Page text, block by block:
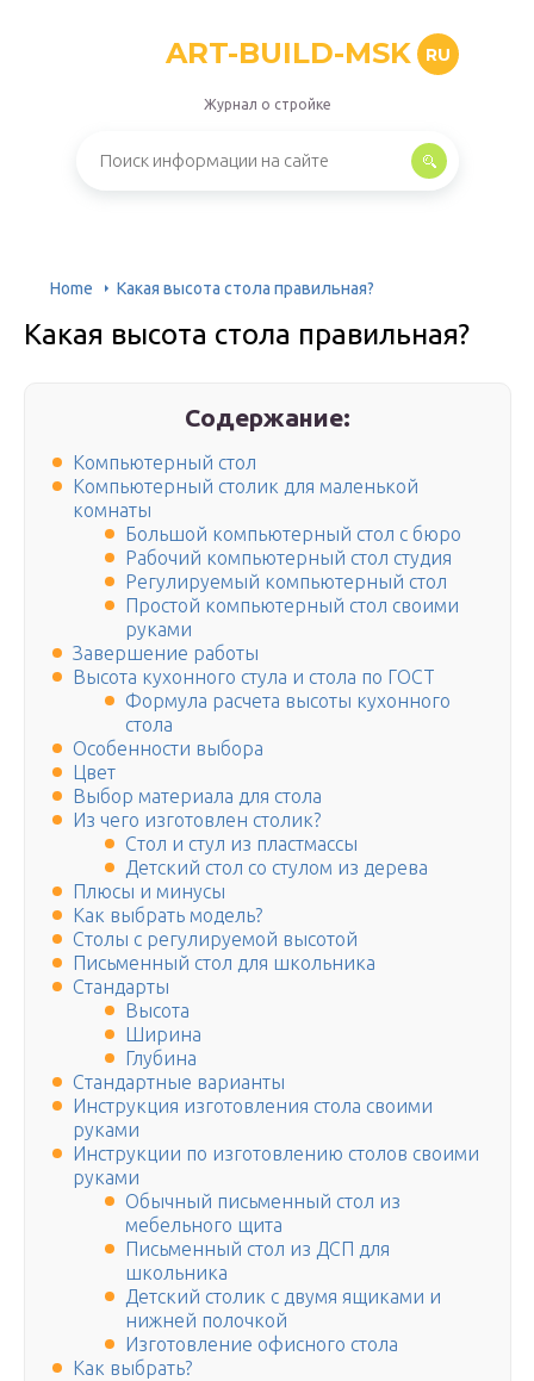
ART-BUILD-MSK RU
Журнал о стройке
Home Какая высота стола правильная?
Какая высота стола правильная?
Содержание:
Компьютерный стол
Компьютерный столик для маленькой
комнаты
Большой компьютерный стол с бюро
Рабочий компьютерный стол студия
Регулируемый компьютерный стол
Простой компьютерный стол своими
руками
Завершение работы
Высота кухонного стула и стола по ГОСТ
Формула расчета высоты кухонного
стола
Особенности выбора
Цвет
Выбор материала для стола
Из чего изготовлен столик?
Стол и стул из пластмассы
Детский стол со стулом из дерева
Плюсы и минусы
Как выбрать модель?
Столы с регулируемой высотой
Письменный стол для школьника
Стандарты
Высота
Ширина
Глубина
Стандартные варианты
Инструкция изготовления стола своими
руками
Инструкции по изготовлению столов своими
руками
Обычный письменный стол из
мебельного щита
Письменный стол из ДСП для
школьника
Детский столик с двумя ящиками и
нижней полочкой
Изготовление офисного стола
Как выбрать?